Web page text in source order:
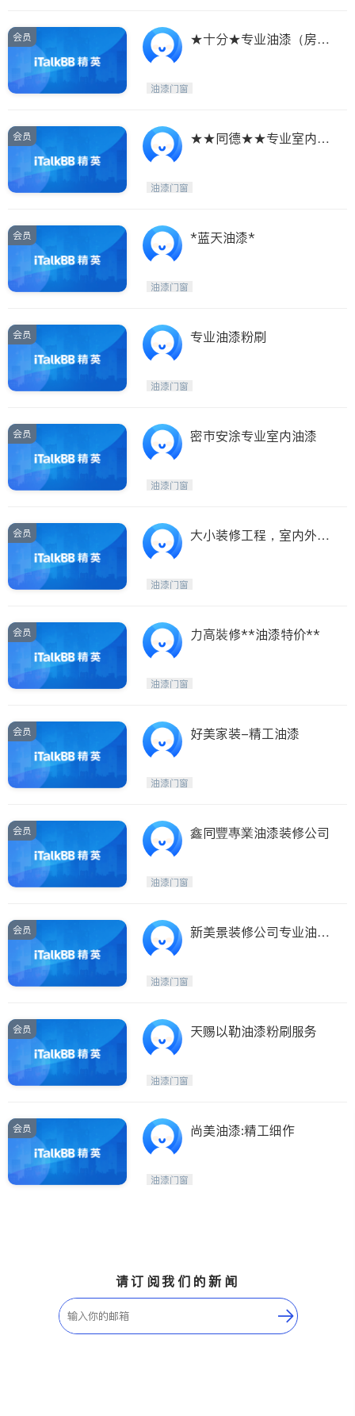
会员
★十分★专业油漆（房屋
油漆门窗
会员
★★同德★★专业室内外
油漆门窗
会员 *蓝天油漆*
油漆门窗
会员 专业油漆粉刷
油漆门窗
会员 密市安涂专业室内油漆
油漆门窗
会员
大小装修工程，室内外油
油漆门窗
会员 力高裝修**油漆特价**
油漆门窗
会员 好美家装-精工油漆
油漆门窗
会员 鑫同豐專業油漆装修公司
油漆门窗
会员
新美景装修公司专业油漆
油漆门窗
会员 天赐以勒油漆粉刷服务
油漆门窗
会员 尚美油漆:精工细作
油漆门窗
请订阅我们的新闻